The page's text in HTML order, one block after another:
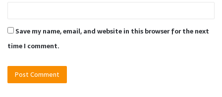
Save my name, email, and website in this browser for the next
time I comment.